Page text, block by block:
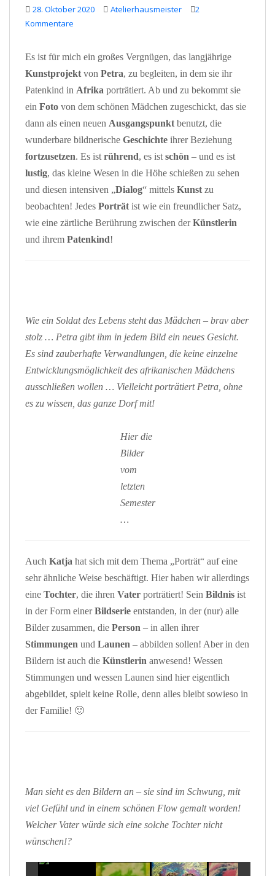
28. Oktober 2020 Atelierhausmeister
2
Kommentare
Es ist für mich ein großes Vergnügen, das langjährige
Kunstprojektvon Petra, zu begleiten, in dem sie ihr
Patenkind in Afrika porträtiert. Ab und zu bekommt sie
ein Foto von dem schönen Mädchen zugeschickt, das sie
dann als einen neuen Ausgangspunktbenutzt, die
wunderbare bildnerische Geschichte ihrer Beziehung
fortzusetzen. Es istrührend, es istschön – und es ist
lustig, das kleine Wesen in die Höhe schießen zu sehen
und diesen intensiven „Dialog“ mittels Kunstzu
beobachten! Jedes Porträtist wie ein freundlicher Satz,
wie eine zärtliche Berührung zwischen derKünstlerin
und ihrem Patenkind!
Wie ein Soldat des Lebens steht das Mädchen – brav aber
stolz … Petra gibt ihm in jedem Bild ein neues Gesicht.
Es sind zauberhafte Verwandlungen, die keine einzelne
Entwicklungsmöglichkeit des afrikanischen Mädchens
ausschließen wollen … Vielleicht porträtiert Petra, ohne
es zu wissen, das ganze Dorf mit!
Hier die
Bilder
vom
letzten
Semester
…
Auch Katja hat sich mit dem Thema „Porträt“ auf eine
sehr ähnliche Weise beschäftigt. Hier haben wir allerdings
eine Tochter, die ihren Vater porträtiert! Sein Bildnis ist
in der Form einerBildserie entstanden, in der (nur) alle
Bilder zusammen, die Person – in allen ihrer
Stimmungen und Launen – abbilden sollen! Aber in den
Bildern ist auch die Künstlerin anwesend! Wessen
Stimmungen und wessen Launen sind hier eigentlich
abgebildet, spielt keine Rolle, denn alles bleibt sowieso in
der Familie! 🙂
Man sieht es den Bildern an – sie sind im Schwung, mit
viel Gefühl und in einem schönen Flow gemalt worden!
Welcher Vater würde sich eine solche Tochter nicht
wünschen!?